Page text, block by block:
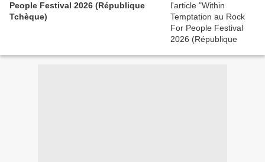
People Festival 2026 (République
Tchèque)